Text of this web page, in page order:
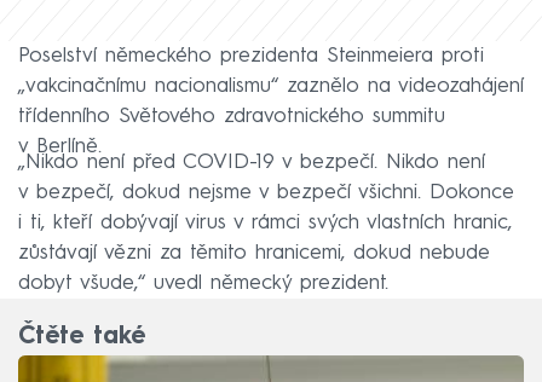
Poselství německého prezidenta Steinmeiera proti
„vakcinačnímu nacionalismu“ zaznělo na videozahájení
třídenního Světového zdravotnického summitu
v Berlíně.
„Nikdo není před COVID-19 v bezpečí. Nikdo není
v bezpečí, dokud nejsme v bezpečí všichni. Dokonce
i ti, kteří dobývají virus v rámci svých vlastních hranic,
zůstávají vězni za těmito hranicemi, dokud nebude
dobyt všude,“ uvedl německý prezident.
Čtěte také